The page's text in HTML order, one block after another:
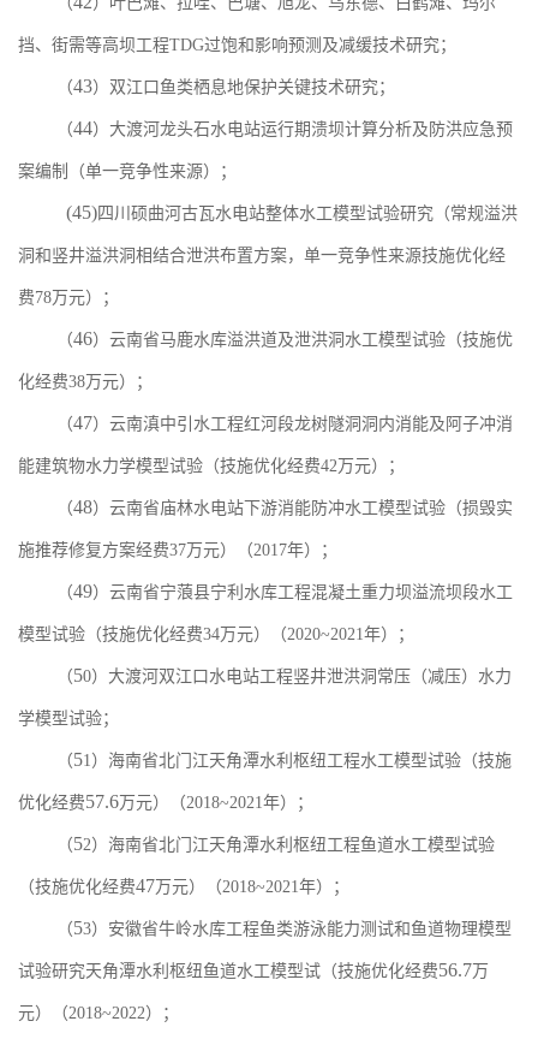
挡、街需等高坝工程TDG过饱和影响预测及减缓技术研究；
（43）双江口鱼类栖息地保护关键技术研究；
（44）大渡河龙头石水电站运行期溃坝计算分析及防洪应急预
案编制（单一竞争性来源）；
(45)四川硕曲河古瓦水电站整体水工模型试验研究（常规溢洪
洞和竖井溢洪洞相结合泄洪布置方案，单一竞争性来源技施优化经
费78万元） ；
（46）云南省马鹿水库溢洪道及泄洪洞水工模型试验（技施优
化经费38万元）；
（47）云南滇中引水工程红河段龙树隧洞洞内消能及阿子冲消
能建筑物水力学模型试验（技施优化经费42万元） ；
（48）云南省庙林水电站下游消能防冲水工模型试验（损毁实
施推荐修复方案经费37万元）（2017年）；
（49）云南省宁蒗县宁利水库工程混凝土重力坝溢流坝段水工
模型试验（技施优化经费34万元）（2020~2021年）；
（50）大渡河双江口水电站工程竖井泄洪洞常压（减压）水力
学模型试验；
（51 ）海南省北门江天角潭水利枢纽工程水工模型试验（技施
优化经费57.6万元）（2018~2021年）；
（52）海南省北门江天角潭水利枢纽工程鱼道水工模型试验
（技施优化经费47万元）（2018~2021年）；
（53）安徽省牛岭水库工程鱼类游泳能力测试和鱼道物理模型
试验研究天角潭水利枢纽鱼道水工模型试（技施优化经费56.7万
元）（2018~2022）；